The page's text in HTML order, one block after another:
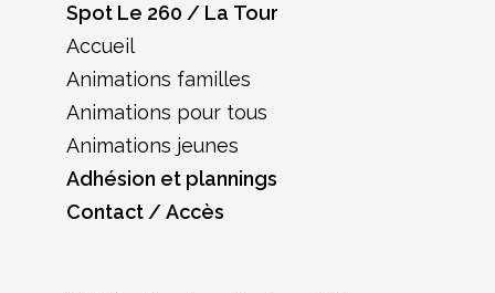
Spot Le 260 / La Tour
Accueil
Animations familles
Animations pour tous
Animations jeunes
Adhésion et plannings
Contact / Accès